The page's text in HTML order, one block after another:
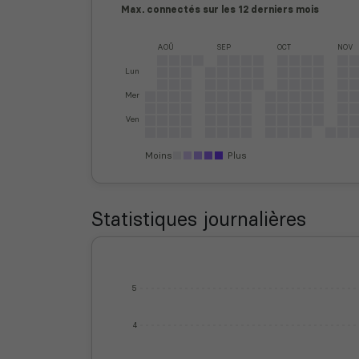
Max. connectés sur les 12 derniers mois
Lun
Mer
Ven
AOÛ SEP OCT NOV
Moins Plus
Statistiques journalières
4
5